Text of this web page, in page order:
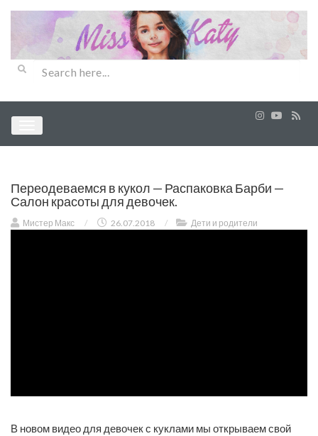
Переодеваемся в кукол — Распаковка Барби —
Салон красоты для девочек.
Мистер Макс / 26.07.2018 / Дети и родители
В новом видео для девочек с куклами мы открываем свой